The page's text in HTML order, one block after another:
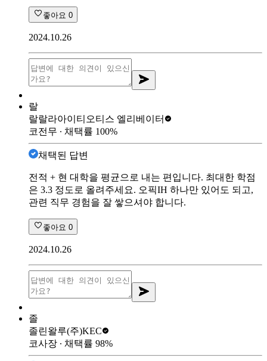
좋아요 0
2024.10.26
랄
랄랄라아이티 오티스 엘리베이터
코전무 ∙ 채택률 100%
채택된 답변
전적 + 현 대학을 평균으로 내는 편입니다. 최대한 학점
은 3.3 정도로 올려주세요. 오픽IH 하나만 있어도 되고,
관련 직무 경험을 잘 쌓으셔야 합니다.
좋아요 0
2024.10.26
졸
졸린왈루(주)KEC
코사장 ∙ 채택률 98%